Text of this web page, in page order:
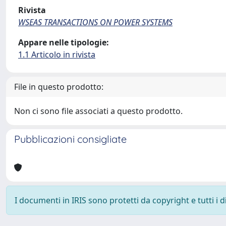
Rivista
WSEAS TRANSACTIONS ON POWER SYSTEMS
Appare nelle tipologie:
1.1 Articolo in rivista
File in questo prodotto:
Non ci sono file associati a questo prodotto.
Pubblicazioni consigliate
I documenti in IRIS sono protetti da copyright e tutti i